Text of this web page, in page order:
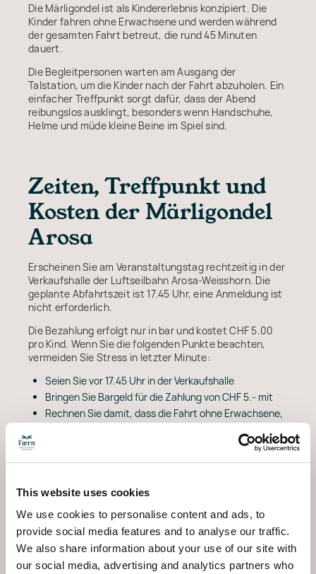
This website uses cookies
We use cookies to personalise content and ads, to
provide social media features and to analyse our traffic.
We also share information about your use of our site with
our social media, advertising and analytics partners who
Die Märligondel ist als Kindererlebnis konzipiert. Die
Kinder fahren ohne Erwachsene und werden während
der gesamten Fahrt betreut, die rund 45 Minuten
dauert.
Die Begleitpersonen warten am Ausgang der
Talstation, um die Kinder nach der Fahrt abzuholen. Ein
einfacher Treffpunkt sorgt dafür, dass der Abend
reibungslos ausklingt, besonders wenn Handschuhe,
Helme und müde kleine Beine im Spiel sind.
Zeiten, Treffpunkt und
Kosten der Märligondel
Arosa
Erscheinen Sie am Veranstaltungstag rechtzeitig in der
Verkaufshalle der Luftseilbahn Arosa-Weisshorn. Die
geplante Abfahrtszeit ist 17.45 Uhr, eine Anmeldung ist
nicht erforderlich.
Die Bezahlung erfolgt nur in bar und kostet CHF 5.00
pro Kind. Wenn Sie die folgenden Punkte beachten,
vermeiden Sie Stress in letzter Minute:
Seien Sie vor 17.45 Uhr in der Verkaufshalle
Bringen Sie Bargeld für die Zahlung von CHF 5.- mit
Rechnen Sie damit, dass die Fahrt ohne Erwachsene,
aber mit Betreuung stattfindet
von Faern hilft Ihnen gerne, die offiziellen Informationen
zu finden, die Sie benötigen.